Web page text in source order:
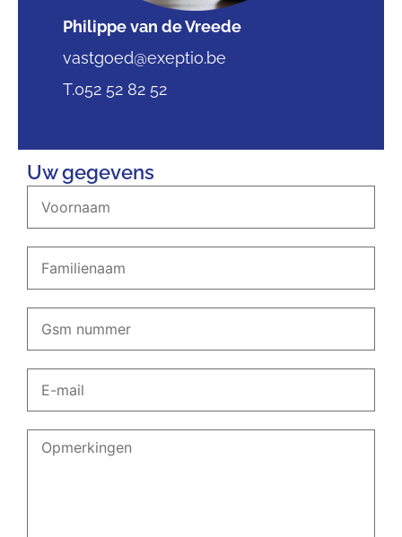
Philippe van de Vreede
vastgoed@exeptio.be
T.052 52 82 52
Uw gegevens